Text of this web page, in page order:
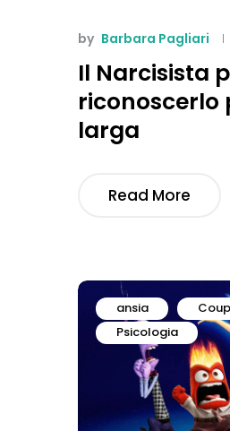
by Barbara Pagliari
Il Narcisista
riconoscerlo
larga
Read More
ansia
Psicologia